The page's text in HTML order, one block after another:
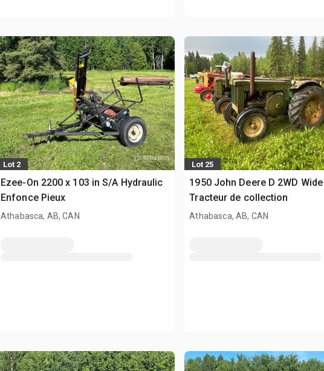
Lot 2
Ezee-On 2200 x 103 in S/A Hydraulic
Enfonce Pieux
Athabasca, AB, CAN
Lot 25
1950 John Deere D 2WD
Tracteur de collection
Athabasca, AB, CAN